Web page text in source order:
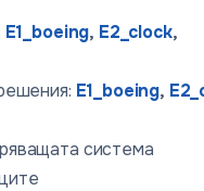
E1_boeing, E2_clock,
E1_boeing,
система